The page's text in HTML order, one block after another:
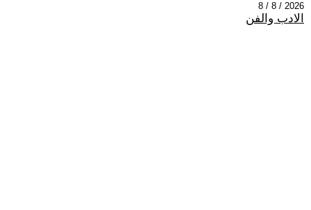
2026 / 8 / 8
الادب والفن